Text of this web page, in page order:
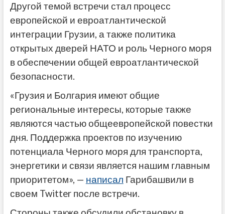
Другой темой встречи стал процесс
европейской и евроатлантической
интеграции Грузии, а также политика
открытых дверей НАТО и роль Черного моря
в обеспечении общей евроатлантической
безопасности.
«Грузия и Болгария имеют общие
региональные интересы, которые также
являются частью общеевропейской повестки
дня. Поддержка проектов по изучению
потенциала Черного моря для транспорта,
энергетики и связи является нашим главным
приоритетом», — написал Гарибашвили в
своем Twitter после встречи.